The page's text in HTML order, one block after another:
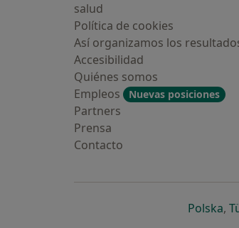
salud
Política de cookies
Así organizamos los
Accesibilidad
Quiénes somos
Empleos
Nuevas posiciones
Partners
Prensa
Contacto
Polskase
,
¿Alguna vez has usado una
chatbot de IA para hablar
tema emocional o
Sí, varias veces
Sí, una vez
No, pero lo consideraría